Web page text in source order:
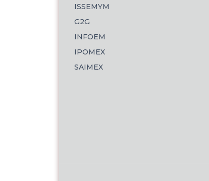
ISSEMYM
G2G
INFOEM
IPOMEX
SAIMEX